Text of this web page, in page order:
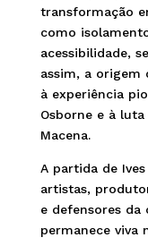
transformação
como
acessibilidade,
assim, a origem
à experiência
Osborne e à
Macena.
A partida de
artistas,
e defensores da
permanece viva